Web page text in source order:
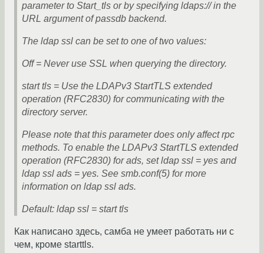
parameter to Start_tls or by specifying ldaps:// in the
URL argument of passdb backend.
The ldap ssl can be set to one of two values:
Off = Never use SSL when querying the directory.
start tls = Use the LDAPv3 StartTLS extended
operation (RFC2830) for communicating with the
directory server.
Please note that this parameter does only affect rpc
methods. To enable the LDAPv3 StartTLS extended
operation (RFC2830) for ads, set ldap ssl = yes and
ldap ssl ads = yes. See smb.conf(5) for more
information on ldap ssl ads.
Default: ldap ssl = start tls
Как написано здесь, самба не умеет работать ни с
чем, кроме starttls.